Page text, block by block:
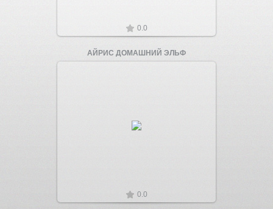
0.0
АЙРИС ДОМАШНИЙ ЭЛЬФ
Увеличить
0.0